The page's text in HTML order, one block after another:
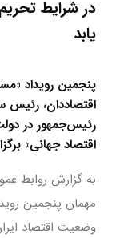
در شرایط
یابد
پنجمین رویداد
اقتصاددان، رئیس
رئیس‌جمهور در
اقتصاد جهانی»
به گزارش روابط
مهمان پنجمین